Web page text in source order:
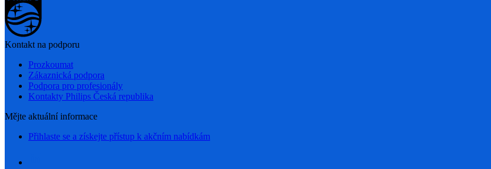
Kontakt na podporu
Prozkoumat
Zákaznická podpora
Podpora pro profesionály
Kontakty Philips Česká republika
Mějte aktuální informace
Přihlaste se a získejte přístup k akčním nabídkám